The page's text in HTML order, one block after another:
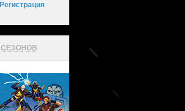
Регистрация
СЕЗОНОВ